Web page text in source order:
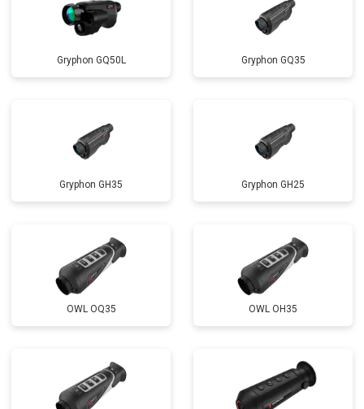
Gryphon GQ50L Gryphon GQ35
Gryphon GH35 Gryphon GH25
OWL OQ35 OWL OH35